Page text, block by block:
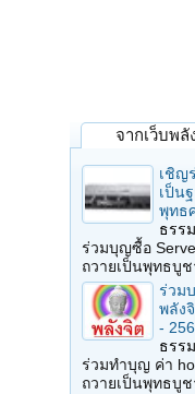
จากเว็บพลั
เชิญ
เป็น
พุทธ
ธรร
ร่วมบุญซื้อ
ถวายเป็นพุทธบู
ร่วม
พลัง
-
ธรร
ร่วมทำบุญ ค่า
ถวายเป็นพุทธบู